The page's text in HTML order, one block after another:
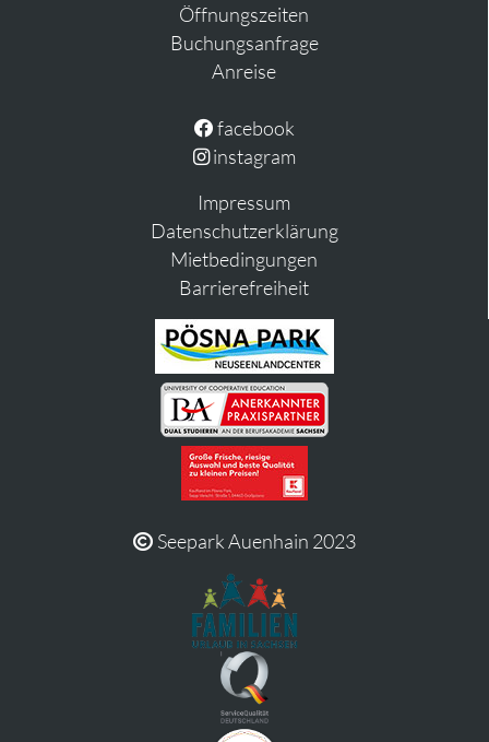
Öffnungszeiten
Buchungsanfrage
Anreise
facebook
instagram
Impressum
Datenschutzerklärung
Mietbedingungen
Barrierefreiheit
Seepark Auenhain 2023